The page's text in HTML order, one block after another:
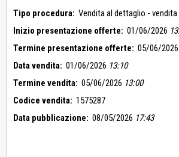
Tipo procedura: Vendita al dettaglio -
Inizio presentazione offerte: 01/06/2026
Termine presentazione offerte: 05/06/2026
Data vendita: 01/06/2026 13:10
Termine vendita: 05/06/2026 13:00
Codice vendita: 1575287
Data pubblicazione: 08/05/2026 17:43